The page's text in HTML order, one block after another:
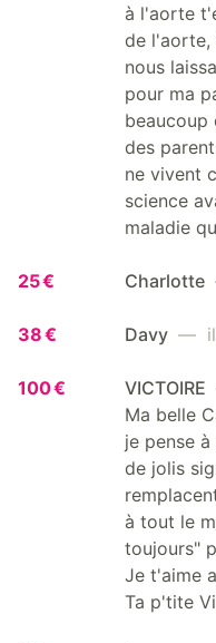
à l'aorte
de l'aorte,
nous
pour ma
beaucoup
des
ne vivent
science
maladie
25 € Charlotte
38 € Davy — il
100 € VICTOIRE
Ma belle
je pense
de jolis
à tout le
toujours"
Je t'aime
Ta p'tite